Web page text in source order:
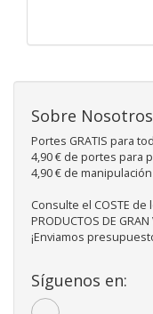
Sobre Nosotros
Portes GRATIS para
4,90 € de portes para
4,90 € de
Consulte el COSTE de
PRODUCTOS DE GRAN
¡Enviamos
Síguenos en: